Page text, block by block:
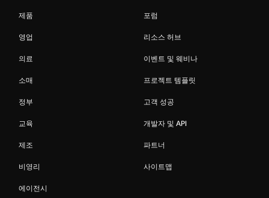
제품
영업
의료
소매
정부
교육
제조
비영리
에이전시
포럼
리소스 허브
이벤트 및 웨비나
프로젝트 템플릿
고객 성공
개발자 및 API
파트너
사이트맵